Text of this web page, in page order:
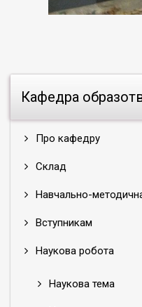
Кафедра
Про кафедру
Склад
Навчально-
Вступникам
Наукова робота
Наукова тема